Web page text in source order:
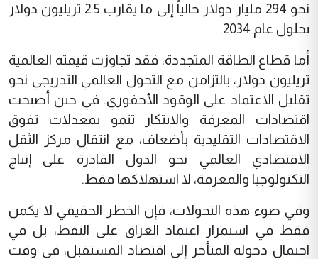
نحو 294 مليار دولار حالياً إلى ما يقارب 2.5 تريليون دولار
بحلول عام 2034.
أما قطاع الطاقة المتجددة، فقد تجاوزت قيمته العالمية
تريليون دولار، بالتزامن مع التحول العالمي التدريجي نحو
تقليل الاعتماد على الوقود الأحفوري. في حين أصبحت
اقتصادات المعرفة والابتكار تنمو بمعدلات تفوق
الاقتصادات التقليدية بأضعاف، مع انتقال مركز الثقل
الاقتصادي العالمي نحو الدول القادرة على إنتاج
التكنولوجيا والمعرفة، لا استهلاكها فقط.
وفي ضوء هذه التحولات، فإن الخطر الحقيقي لا يكمن
فقط في استمرار اعتماد العراق على النفط، بل في
احتمال دخوله المتأخر إلى اقتصاد المستقبل، في وقت